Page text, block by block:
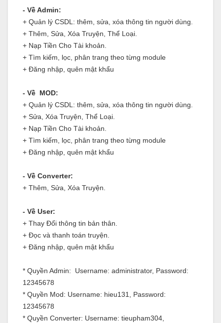
- Về Admin:
+ Quản lý CSDL: thêm, sửa, xóa thông tin người dùng.
+ Thêm, Sửa, Xóa Truyện, Thể Loại.
+ Nạp Tiền Cho Tài khoản.
+ Tìm kiếm, lọc, phân trang theo từng module
+ Đăng nhập, quên mật khẩu
- Về MOD:
+ Quản lý CSDL: thêm, sửa, xóa thông tin người dùng.
+ Sửa, Xóa Truyện, Thể Loại.
+ Nạp Tiền Cho Tài khoản.
+ Tìm kiếm, lọc, phân trang theo từng module
+ Đăng nhập, quên mật khẩu
- Về Converter:
+ Thêm, Sửa, Xóa Truyện.
- Về User:
+ Thay Đổi thông tin bản thân.
+ Đọc và thanh toán truyện.
+ Đăng nhập, quên mật khẩu
* Quyền Admin: Username: administrator, Password:
12345678
* Quyền Mod: Username: hieu131, Password:
12345678
* Quyền Converter: Username: tieupham304,